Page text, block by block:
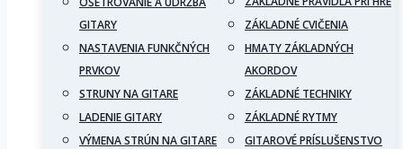
GITARY
NASTAVENIA FUNKČNÝCH
PRVKOV
STRUNY NA GITARE
LADENIE GITARY
VÝMENA STRÚN NA GITARE
ZÁKLADNÉ CVIČENIA
HMATY ZÁKLADNÝCH
AKORDOV
ZÁKLADNÉ TECHNIKY
ZÁKLADNÉ RYTMY
GITAROVÉ PRÍSLUŠENSTVO